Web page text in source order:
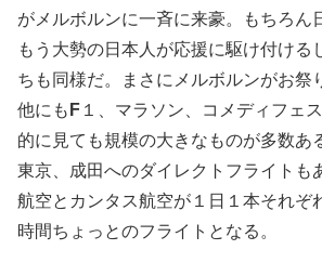
がメルボルンに一斉に来豪。もちろん
もう大勢の日本人が応援に駆け付ける
ちも同様だ。まさにメルボルンがお祭
他にも F １、マラソン、コメディフェ
的に見ても規模の大きなものが多数あ
東京、成田へのダイレクトフライトも
航空とカンタス航空が１日１本それぞ
時間ちょっとのフライトとなる。